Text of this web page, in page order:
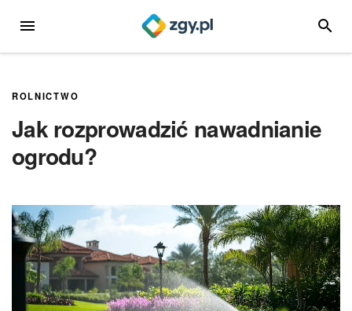
MENU
ROLNICTWO
Jak rozprowadzić nawadnianie
ogrodu?